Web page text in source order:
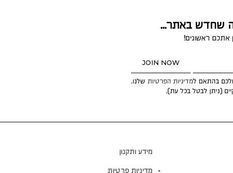
שחדש באתר...
אתכם ראשונים!
בהתאם למדיניות הפרטיות שלנו.
(ניתן לבטל בכל עת).
JOIN NOW
מידע ותקנון
מדיניות פרטיות